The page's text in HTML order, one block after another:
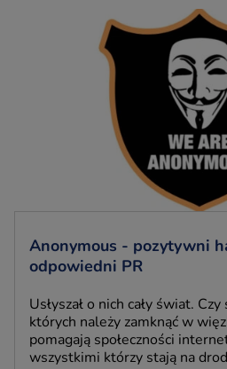
Anonymous - pozytywni
odpowiedni PR
Usłyszał o nich cały świat.
których należy zamknąć w
pomagają społeczności
wszystkimi którzy stają na